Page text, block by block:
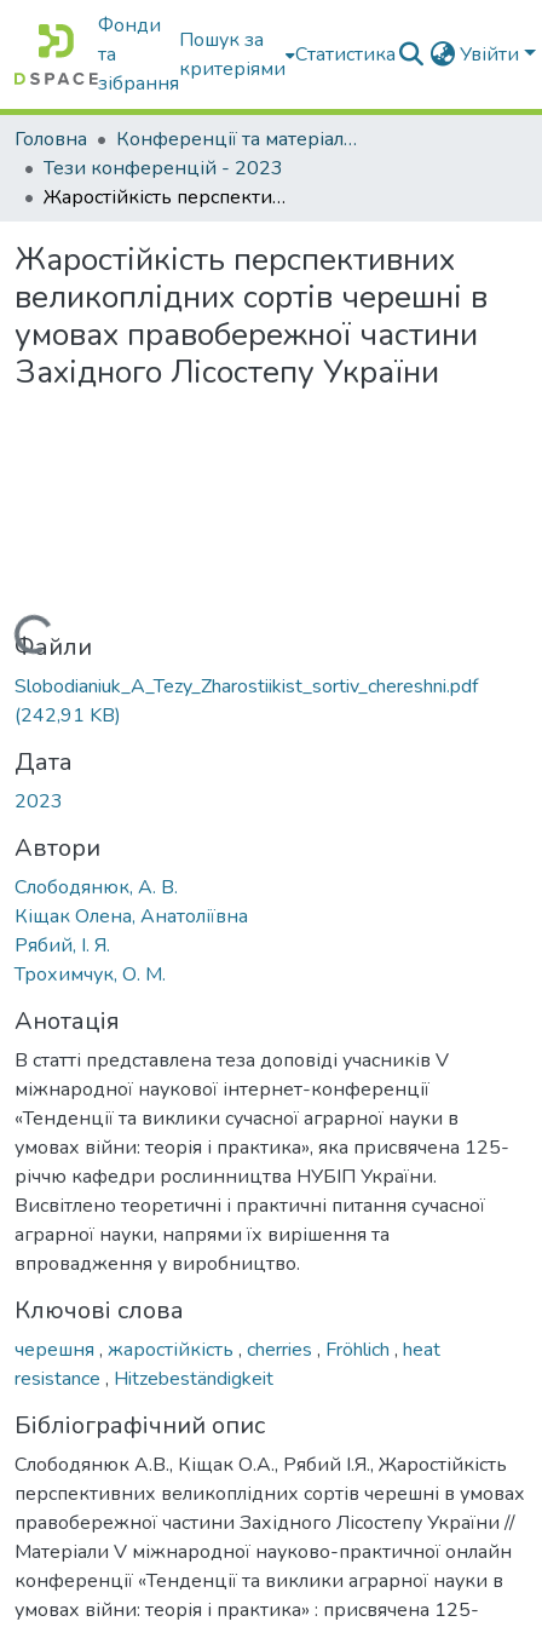
Фонди
та
зібрання
Пошук за
критеріями
Статистика Увійти
Головна
Конференції та матеріали конференцій
Тези конференцій - 2023
Жаростійкість перспективних великоплідних сортів черешні в умовах правобережної частини Західного Лісостепу України
Жаростійкість перспективних
великоплідних сортів черешні в
умовах правобережної частини
Західного Лісостепу України
Вантажиться...
Файли
Slobodianiuk_A_Tezy_Zharostiikist_sortiv_chereshni.pdf
(242,91 KB)
Дата
2023
Автори
Слободянюк, А. В.
Кіщак Олена, Анатоліївна
Рябий, І. Я.
Трохимчук, О. М.
Анотація
В статті представлена теза доповіді учасників V
міжнародної наукової інтернет-конференції
«Тенденції та виклики сучасної аграрної науки в
умовах війни: теорія і практика», яка присвячена 125-
річчю кафедри рослинництва НУБІП України.
Висвітлено теоретичні і практичні питання сучасної
аграрної науки, напрями їх вирішення та
впровадження у виробництво.
Ключові слова
черешня , жаростійкість , cherries , Fröhlich , heat
resistance , Hitzebeständigkeit
Бібліографічний опис
Слободянюк А.В., Кіщак О.А., Рябий І.Я., Жаростійкість
перспективних великоплідних сортів черешні в умовах
правобережної частини Західного Лісостепу України //
Матеріали V міжнародної науково-практичної онлайн
конференції «Тенденції та виклики аграрної науки в
умовах війни: теорія і практика» : присвячена 125-